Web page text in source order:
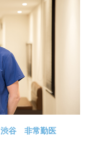
渋谷 非常勤医